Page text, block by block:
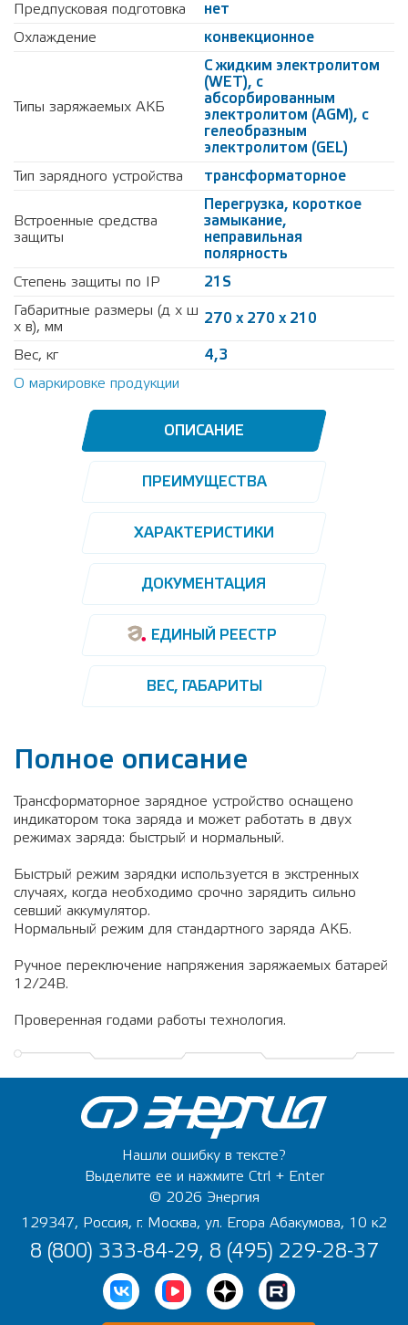
Предпусковая подготовка
нет
Охлаждение
конвекционное
Типы заряжаемых АКБ
С жидким электролитом
(WET), с
абсорбированным
электролитом (AGM), с
гелеобразным
электролитом (GEL)
Тип зарядного устройства
трансформаторное
Встроенные средства
защиты
Перегрузка, короткое
замыкание,
неправильная
полярность
Степень защиты по IP
21S
Габаритные размеры (д х ш
х в), мм
270 х 270 х 210
Вес, кг
4,3
О маркировке продукции
ОПИСАНИЕ
ПРЕИМУЩЕСТВА
ХАРАКТЕРИСТИКИ
ДОКУМЕНТАЦИЯ
ЕДИНЫЙ РЕЕСТР
ВЕС, ГАБАРИТЫ
Полное описание
Трансформаторное зарядное устройство оснащено
индикатором тока заряда и может работать в двух
режимах заряда: быстрый и нормальный.
Быстрый режим зарядки используется в экстренных
случаях, когда необходимо срочно зарядить сильно
севший аккумулятор.
Нормальный режим для стандартного заряда АКБ.
Ручное переключение напряжения заряжаемых батарей
12/24В.
Проверенная годами работы технология.
Нашли ошибку в тексте?
Выделите ее и нажмите Ctrl + Enter
© 2026 Энергия
129347, Россия, г. Москва, ул. Егора Абакумова, 10 к2
8 (800) 333-84-29, 8 (495) 229-28-37